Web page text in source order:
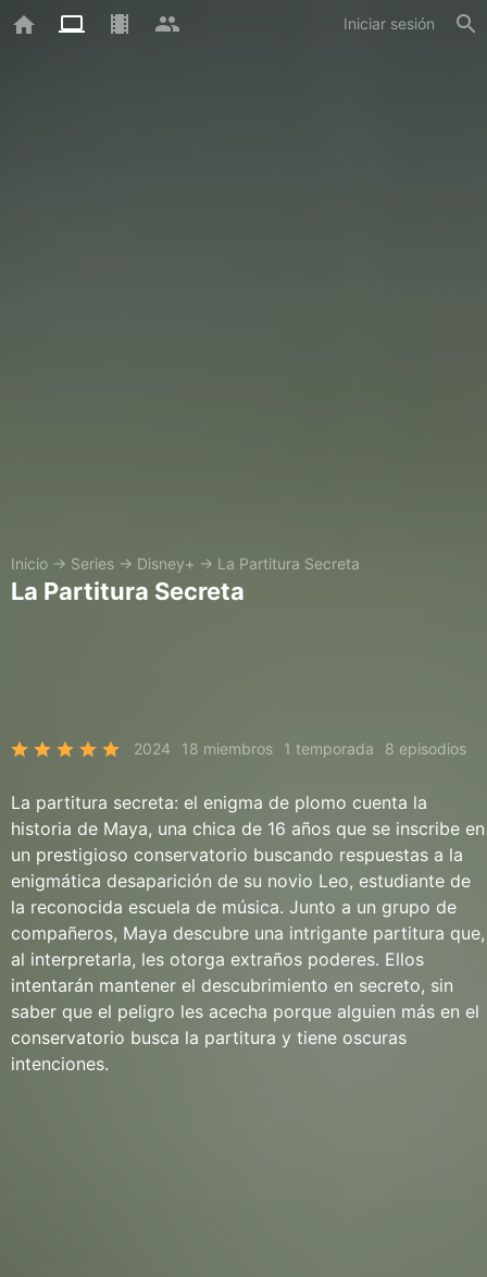
Iniciar sesión
Inicio → Series → Disney+ → La Partitura Secreta
La Partitura Secreta
2024 18 miembros 1 temporada 8 episodios
La partitura secreta: el enigma de plomo cuenta la
historia de Maya, una chica de 16 años que se inscribe en
un prestigioso conservatorio buscando respuestas a la
enigmática desaparición de su novio Leo, estudiante de
la reconocida escuela de música. Junto a un grupo de
compañeros, Maya descubre una intrigante partitura que,
al interpretarla, les otorga extraños poderes. Ellos
intentarán mantener el descubrimiento en secreto, sin
saber que el peligro les acecha porque alguien más en el
conservatorio busca la partitura y tiene oscuras
intenciones.